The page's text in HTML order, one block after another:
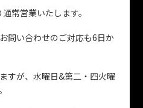
常営業いたします。
問い合わせのご対応も6日か
すが、水曜日&第二・四火曜